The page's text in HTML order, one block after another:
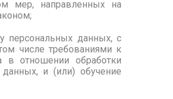
мер, направленных на
персональных данных, с
числе требованиями к
в отношении обработки
и (или) обучение